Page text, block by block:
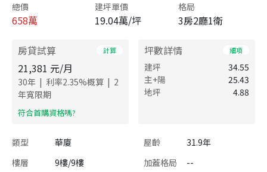
總價
658萬
建坪單價
19.04萬/坪
格局
3房2廳1衛
房貸試算 計算
21,381 元/月
30年 | 利率2.35%概算 | 2
年寬限期
​符合首購資格嗎?
坪數詳情 細項
建坪
34.55
主+陽
25.43
地坪
4.88
類型 華廈 屋齡
31.9年
樓層
9樓/9樓 加蓋格局
--